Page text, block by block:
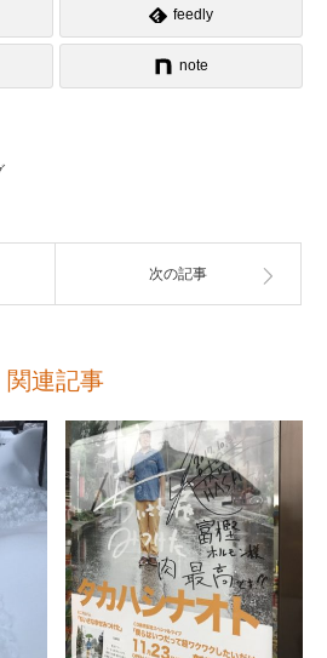
feedly
note
次の記事
関連記事